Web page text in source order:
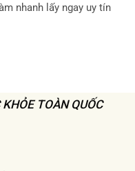
nhanh lấy ngay uy tín
TOÀN QUỐC